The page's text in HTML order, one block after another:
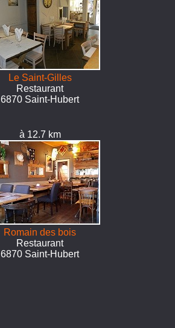
Le Saint-Gilles
Restaurant
6870 Saint-Hubert
à 12.7 km
Romain des bois
Restaurant
6870 Saint-Hubert